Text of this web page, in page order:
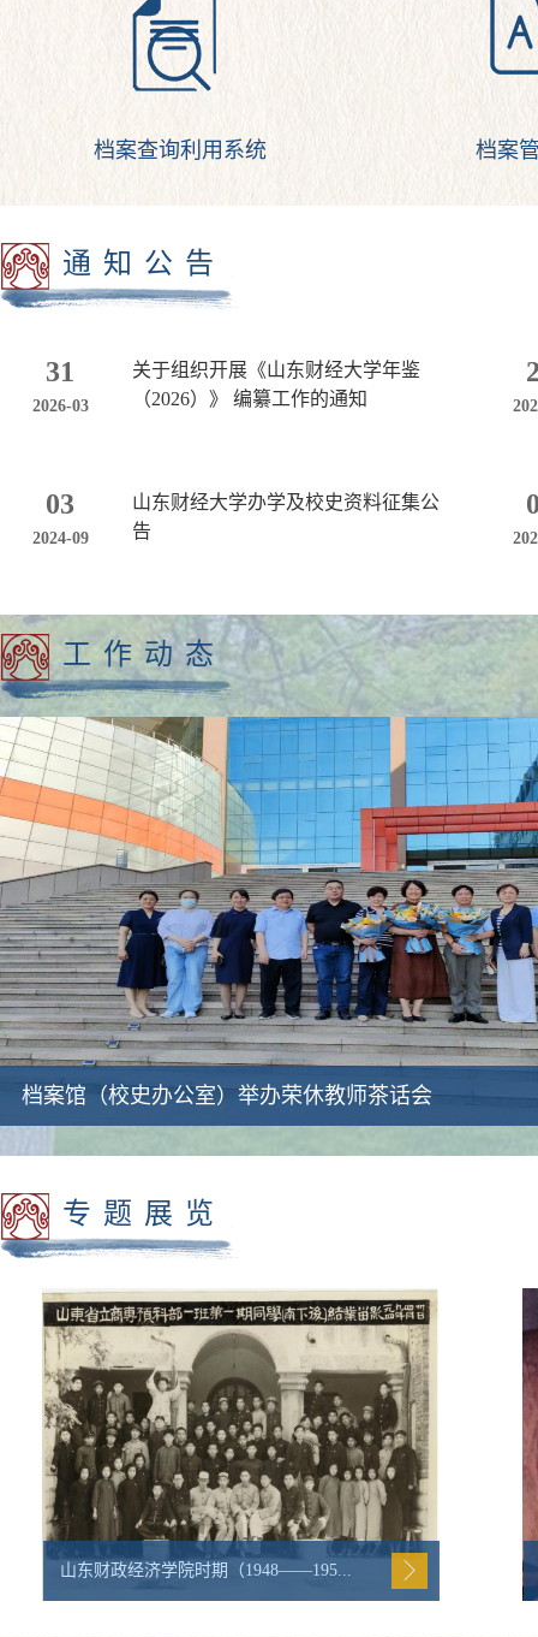
档案查询利用系统 档案
通知公告
31
2026-03
关于组织开展《山东财经大学年鉴
（2026）》 编纂工作的通知
03
2024-09
山东财经大学办学及校史资料征集公
告
工作动态
档案馆集体学习新修订的《中华人
专题展览
山东财政经济学院时期（1948——195...